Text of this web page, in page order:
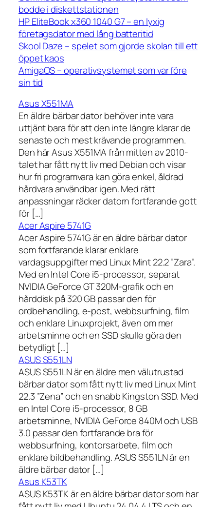
bodde i diskettstationen
HP EliteBook x360 1040 G7 – en lyxig
företagsdator med lång batteritid
Skool Daze – spelet som gjorde skolan till ett
öppet kaos
AmigaOS – operativsystemet som var före
sin tid
Asus X551MA
En äldre bärbar dator behöver inte vara
uttjänt bara för att den inte längre klarar de
senaste och mest krävande programmen.
Den här Asus X551MA från mitten av 2010-
talet har fått nytt liv med Debian och visar
hur fri programvara kan göra enkel, åldrad
hårdvara användbar igen. Med rätt
anpassningar räcker datorn fortfarande gott
för […]
Acer Aspire 5741G
Acer Aspire 5741G är en äldre bärbar dator
som fortfarande klarar enklare
vardagsuppgifter med Linux Mint 22.2 ”Zara”.
Med en Intel Core i5-processor, separat
NVIDIA GeForce GT 320M-grafik och en
hårddisk på 320 GB passar den för
ordbehandling, e-post, webbsurfning, film
och enklare Linuxprojekt, även om mer
arbetsminne och en SSD skulle göra den
betydligt […]
ASUS S551LN
ASUS S551LN är en äldre men välutrustad
bärbar dator som fått nytt liv med Linux Mint
22.3 ”Zena” och en snabb Kingston SSD. Med
en Intel Core i5-processor, 8 GB
arbetsminne, NVIDIA GeForce 840M och USB
3.0 passar den fortfarande bra för
webbsurfning, kontorsarbete, film och
enklare bildbehandling. ASUS S551LN är en
äldre bärbar dator […]
Asus K53TK
ASUS K53TK är en äldre bärbar dator som har